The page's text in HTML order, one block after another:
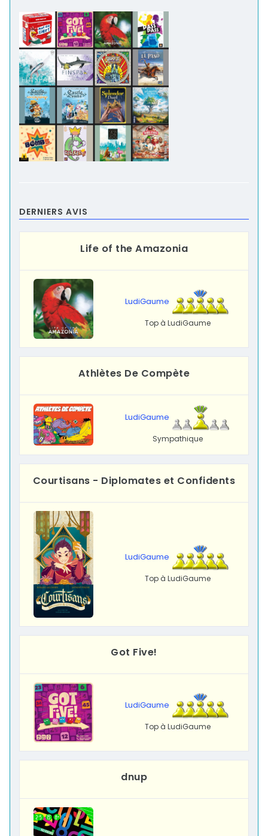
DERNIERS AVIS
Life of the Amazonia
LudiGaume
Top à LudiGaume
Athlètes De Compète
LudiGaume
Sympathique
Courtisans - Diplomates et Confidents
LudiGaume
Top à LudiGaume
Got Five!
LudiGaume
Top à LudiGaume
dnup